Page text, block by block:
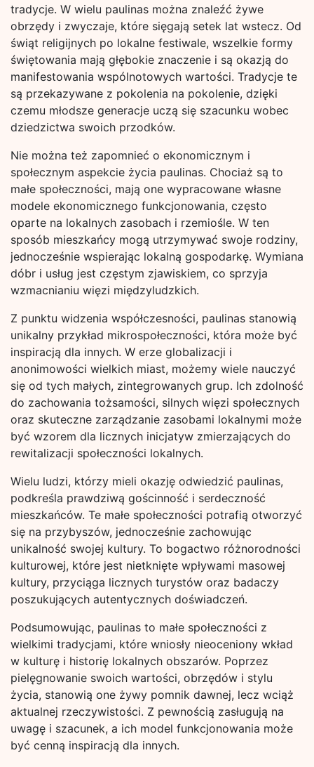
tradycje. W wielu paulinas można znaleźć żywe
obrzędy i zwyczaje, które sięgają setek lat wstecz. Od
świąt religijnych po lokalne festiwale, wszelkie formy
świętowania mają głębokie znaczenie i są okazją do
manifestowania wspólnotowych wartości. Tradycje te
są przekazywane z pokolenia na pokolenie, dzięki
czemu młodsze generacje uczą się szacunku wobec
dziedzictwa swoich przodków.
Nie można też zapomnieć o ekonomicznym i
społecznym aspekcie życia paulinas. Chociaż są to
małe społeczności, mają one wypracowane własne
modele ekonomicznego funkcjonowania, często
oparte na lokalnych zasobach i rzemiośle. W ten
sposób mieszkańcy mogą utrzymywać swoje rodziny,
jednocześnie wspierając lokalną gospodarkę. Wymiana
dóbr i usług jest częstym zjawiskiem, co sprzyja
wzmacnianiu więzi międzyludzkich.
Z punktu widzenia współczesności, paulinas stanowią
unikalny przykład mikrospołeczności, która może być
inspiracją dla innych. W erze globalizacji i
anonimowości wielkich miast, możemy wiele nauczyć
się od tych małych, zintegrowanych grup. Ich zdolność
do zachowania tożsamości, silnych więzi społecznych
oraz skuteczne zarządzanie zasobami lokalnymi może
być wzorem dla licznych inicjatyw zmierzających do
rewitalizacji społeczności lokalnych.
Wielu ludzi, którzy mieli okazję odwiedzić paulinas,
podkreśla prawdziwą gościnność i serdeczność
mieszkańców. Te małe społeczności potrafią otworzyć
się na przybyszów, jednocześnie zachowując
unikalność swojej kultury. To bogactwo różnorodności
kulturowej, które jest nietknięte wpływami masowej
kultury, przyciąga licznych turystów oraz badaczy
poszukujących autentycznych doświadczeń.
Podsumowując, paulinas to małe społeczności z
wielkimi tradycjami, które wniosły nieoceniony wkład
w kulturę i historię lokalnych obszarów. Poprzez
pielęgnowanie swoich wartości, obrzędów i stylu
życia, stanowią one żywy pomnik dawnej, lecz wciąż
aktualnej rzeczywistości. Z pewnością zasługują na
uwagę i szacunek, a ich model funkcjonowania może
być cenną inspiracją dla innych.